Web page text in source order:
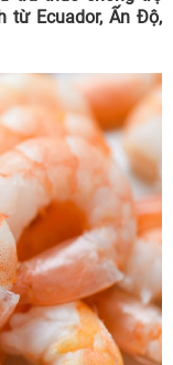
từ Ecuador, Ấn Độ,